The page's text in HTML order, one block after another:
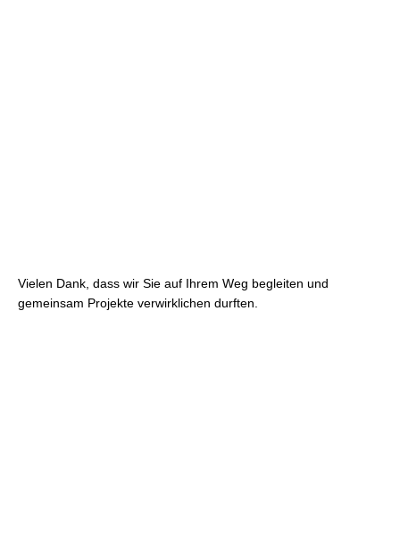
Vielen Dank, dass wir Sie auf Ihrem Weg begleiten und
gemeinsam Projekte verwirklichen durften.